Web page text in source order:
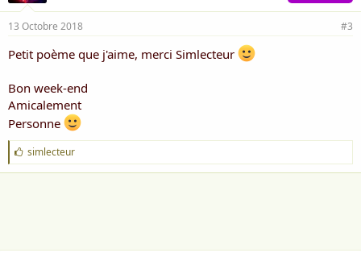
13 Octobre 2018 #3
Petit poème que j'aime, merci Simlecteur
Bon week-end
Amicalement
Personne
J
'
a
simlecteur